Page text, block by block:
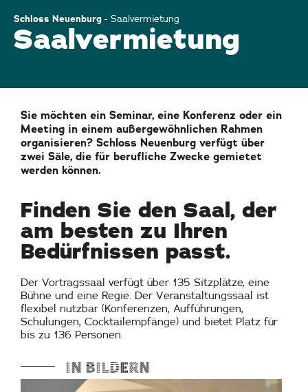
Schloss Neuenburg - Saalvermietung
Saalvermietung
Sie möchten ein Seminar, eine Konferenz oder ein
Meeting in einem außergewöhnlichen Rahmen
organisieren? Schloss Neuenburg verfügt über
zwei Säle, die für berufliche Zwecke gemietet
werden können.
Finden Sie den Saal, der
am besten zu Ihren
Bedürfnissen passt.
Der Vortragssaal verfügt über 135 Sitzplätze, eine
Bühne und eine Regie. Der Veranstaltungssaal ist
flexibel nutzbar (Konferenzen, Aufführungen,
Schulungen, Cocktailempfänge) und bietet Platz für
bis zu 136 Personen.
In Bildern